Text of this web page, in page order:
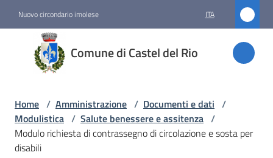
Nuovo circondario imolese ITA
Comune di Castel del Rio
Comune
di
Castel
Amministrazione
Home / Amministrazione / Documenti e dati /
Modulistica / Salute benessere e assitenza /
Modulo richiesta di contrassegno di circolazione e sosta per
disabili